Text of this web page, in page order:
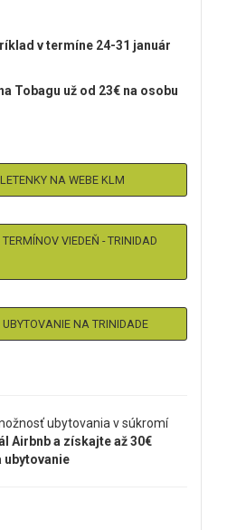
v termíne 24-31 január
Tobagu už od 23€ na osobu
NA WEBE KLM
VIEDEŇ - TRINIDAD
NA TRINIDADE
ubytovania v súkromí
Airbnb a získajte až 30€
ubytovanie